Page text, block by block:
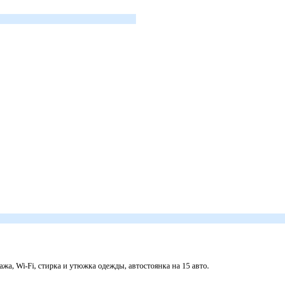
Wi-Fi, стирка и утюжка одежды, автостоянка на 15 авто.